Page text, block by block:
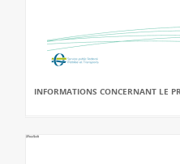
INFORMATIONS CONCERNANT LE